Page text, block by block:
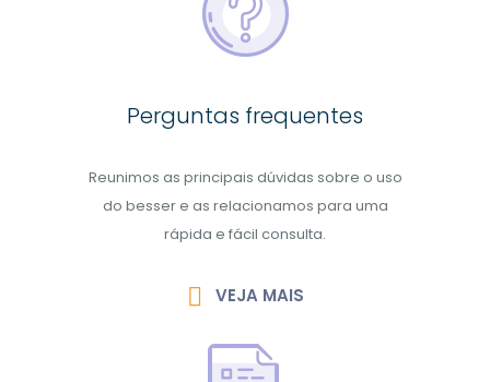
Perguntas frequentes
Reunimos as principais dúvidas sobre o uso
do besser e as relacionamos para uma
rápida e fácil consulta.
VEJA MAIS